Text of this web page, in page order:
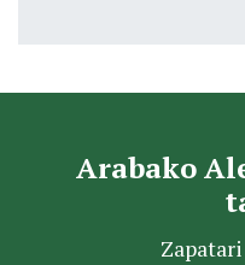
Arabako
Zapatari